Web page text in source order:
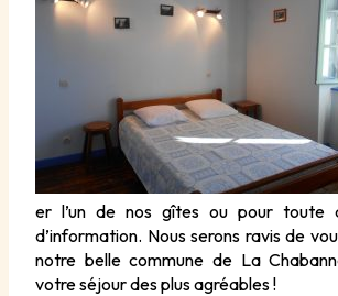
er l’un de nos gîtes ou pour toute
d’information. Nous serons ravis de
notre belle commune de La
votre séjour des plus agréables !